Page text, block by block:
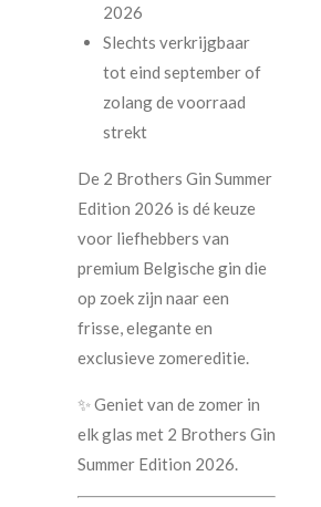
2026
Slechts verkrijgbaar
tot eind september of
zolang de voorraad
strekt
De 2 Brothers Gin Summer
Edition 2026 is dé keuze
voor liefhebbers van
premium Belgische gin die
op zoek zijn naar een
frisse, elegante en
exclusieve zomereditie.
✨ Geniet van de zomer in
elk glas met 2 Brothers Gin
Summer Edition 2026.